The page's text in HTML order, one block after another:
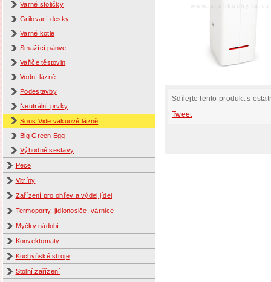
Varné stoličky
Grilovací desky
Varné kotle
Smažící pánve
Vařiče těstovin
Vodní lázně
Podestavby
Neutrální prvky
Sous Vide vakuové lázně
Big Green Egg
Výhodné sestavy
Pece
Vitríny
Zařízení pro ohřev a výdej jídel
Termoporty, jídlonosiče, várnice
Myčky nádobí
Konvektomaty
Kuchyňské stroje
Stolní zařízení
Sdílejte tento produkt s
Tweet